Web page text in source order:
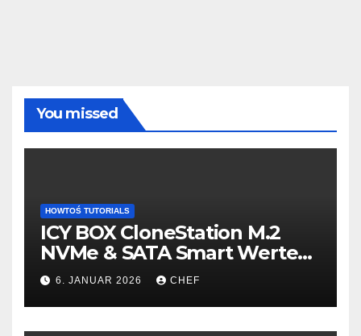
You missed
HOWTOŚ TUTORIALS
ICY BOX CloneStation M.2
NVMe & SATA Smart Werte
auslesen – so gehts!
6. JANUAR 2026 CHEF